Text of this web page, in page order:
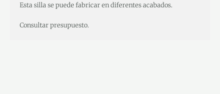
Esta silla se puede fabricar en diferentes acabados.
Consultar presupuesto.